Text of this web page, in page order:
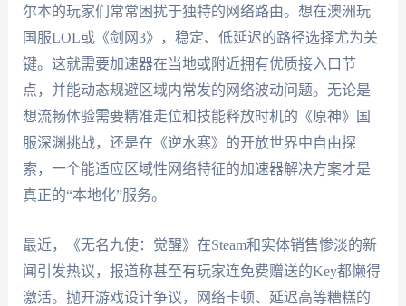
尔本的玩家们常常困扰于独特的网络路由。想在澳洲玩
国服LOL或《剑网3》，稳定、低延迟的路径选择尤为关
键。这就需要加速器在当地或附近拥有优质接入口节
点，并能动态规避区域内常发的网络波动问题。无论是
想流畅体验需要精准走位和技能释放时机的《原神》国
服深渊挑战，还是在《逆水寒》的开放世界中自由探
索，一个能适应区域性网络特征的加速器解决方案才是
真正的“本地化”服务。
最近，《无名九使：觉醒》在Steam和实体销售惨淡的新
闻引发热议，报道称甚至有玩家连免费赠送的Key都懒得
激活。抛开游戏设计争议，网络卡顿、延迟高等糟糕的